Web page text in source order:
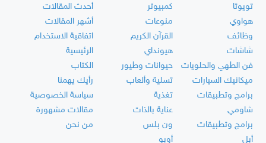
تويوتا
كمبيوتر
هواوي
منوعات
وظائف
القرآن الكريم
شاشات
هيونداي
فن الطهي والحلويات
حيوانات وطيور
ميكانيك السيارات
تسلية وألعاب
برامج وتطبيقات
تغذية
شاومي
عناية بالذات
برامج وتطبيقات
ون بلس
أبل
أوبو
أحدث المقالات
أشهر المقالات
اتفاقية الاستخدام
الرئيسية
الكتاب
رأيك يهمنا
سياسة الخصوصية
مقالات مشهورة
من نحن